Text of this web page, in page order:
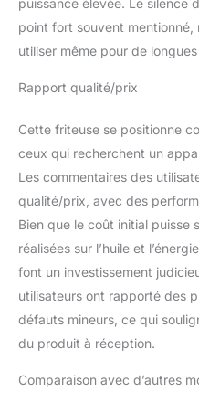
puissance élevée. Le silence
point fort souvent mentionné,
utiliser même pour de
Rapport qualité/prix
Cette friteuse se positionne
ceux qui recherchent un
Les commentaires des
qualité/prix, avec des
Bien que le coût initial puisse
réalisées sur l’huile et
font un investissement
utilisateurs ont rapporté des
défauts mineurs, ce qui
du produit à réception.
Comparaison avec d’autres